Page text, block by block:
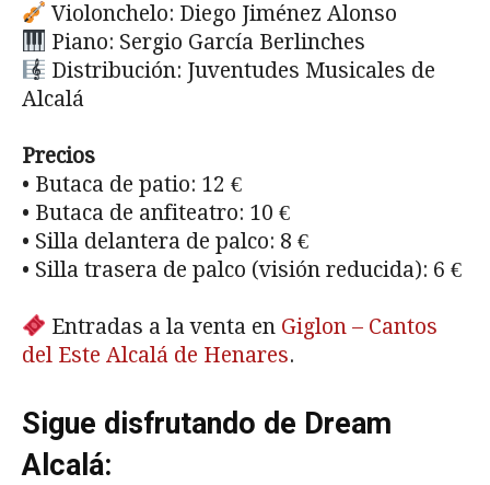
Violonchelo: Diego Jiménez Alonso
Piano: Sergio García Berlinches
Distribución: Juventudes Musicales de
Alcalá
Precios
• Butaca de patio: 12 €
• Butaca de anfiteatro: 10 €
• Silla delantera de palco: 8 €
• Silla trasera de palco (visión reducida): 6 €
Entradas a la venta en Giglon – Cantos
del Este Alcalá de Henares.
Sigue disfrutando de Dream
Alcalá: